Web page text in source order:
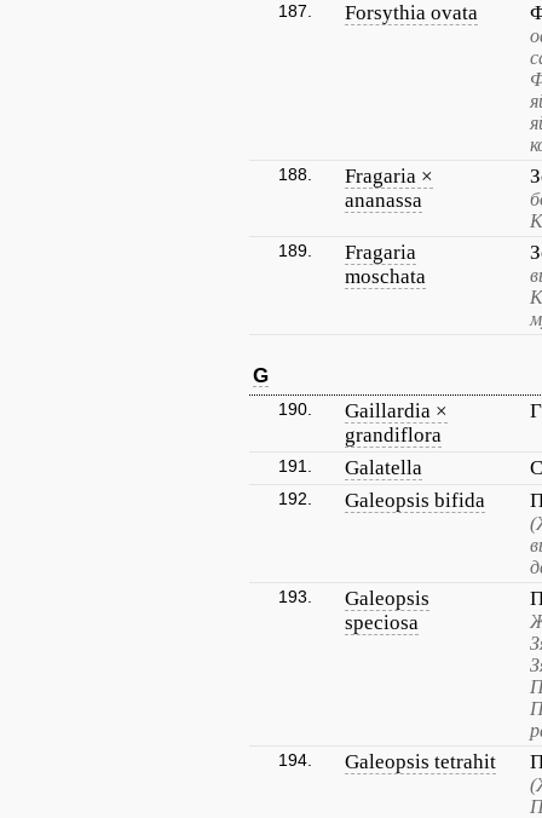
187. Forsythia ovata
188.
Fragaria ×
ananassa
189.
Fragaria
moschata
G
190.
Gaillardia ×
grandiflora
191. Galatella
192. Galeopsis bifida
193.
Galeopsis
speciosa
194. Galeopsis tetrahit